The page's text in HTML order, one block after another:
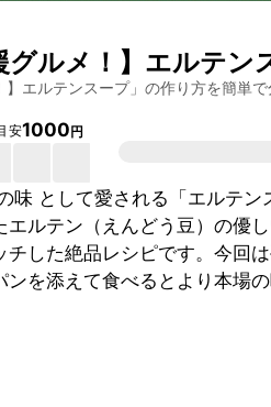
グルメ！】エルテン
】エルテンスープ」の作り方を簡単で
安1000円
味 として愛される「エルテ
エルテン（えんどう豆）の優
チした絶品レシピです。今回
ンを添えて食べるとより本場